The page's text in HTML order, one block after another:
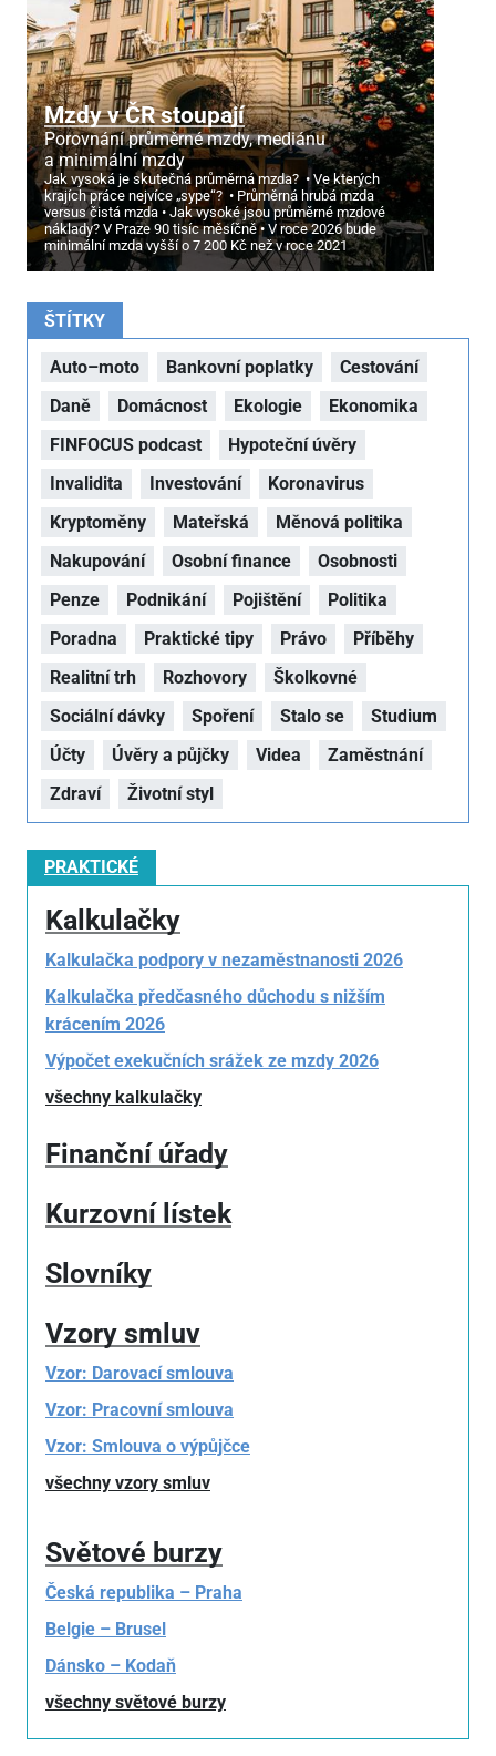
Mzdy v ČR stoupají
Porovnání průměrné mzdy, mediánu
a minimální mzdy
Jak vysoká je skutečná průměrná mzda?
Ve kterých
krajích práce nejvíce „sype“?
Průměrná hrubá mzda
versus čistá mzda
Jak vysoké jsou průměrné mzdové
náklady? V Praze 90 tisíc měsíčně
V roce 2026 bude
minimální mzda vyšší o 7 200 Kč než v roce 2021
ŠTÍTKY
Auto–moto Bankovní poplatky
Cestování
Daně
Domácnost Ekologie
Ekonomika
FINFOCUS podcast
Hypoteční úvěry
Invalidita
Investování
Koronavirus
Kryptoměny
Mateřská
Měnová politika
Nakupování
Osobní finance
Osobnosti
Penze
Podnikání Pojištění
Politika
Poradna
Praktické tipy Právo
Příběhy
Realitní trh
Rozhovory
Školkovné
Sociální dávky
Spoření Stalo se
Studium
Účty
Úvěry a půjčky Videa
Zaměstnání
Zdraví
Životní styl
PRAKTICKÉ
Kalkulačky
Kalkulačka podpory v nezaměstnanosti 2026
Kalkulačka předčasného důchodu s nižším
krácením 2026
Výpočet exekučních srážek ze mzdy 2026
všechny kalkulačky
Finanční úřady
Kurzovní lístek
Slovníky
Vzory smluv
Vzor: Darovací smlouva
Vzor: Pracovní smlouva
Vzor: Smlouva o výpůjčce
všechny vzory smluv
Světové burzy
Česká republika – Praha
Belgie – Brusel
Dánsko – Kodaň
všechny světové burzy